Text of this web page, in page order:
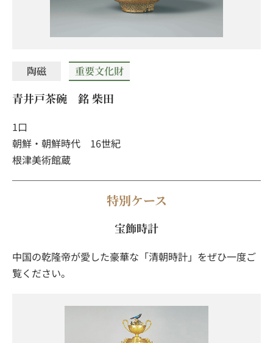
陶磁 重要文化財
青井戸茶碗 銘 柴田
1口
朝鮮・朝鮮時代 16世紀
根津美術館蔵
特別ケース
宝飾時計
中国の乾隆帝が愛した豪華な「清朝時計」をぜひ一度ご
覧ください。